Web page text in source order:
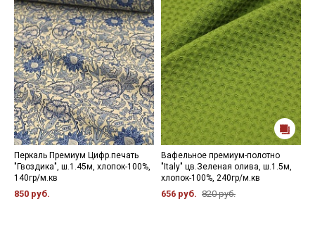
Перкаль Премиум Цифр.печать
"Гвоздика", ш.1.45м, хлопок-100%,
140гр/м.кв
850 руб.
Вафельное премиум-полотно
"Italy" цв.Зеленая олива, ш.1.5м,
хлопок-100%, 240гр/м.кв
656 руб. 820 руб.